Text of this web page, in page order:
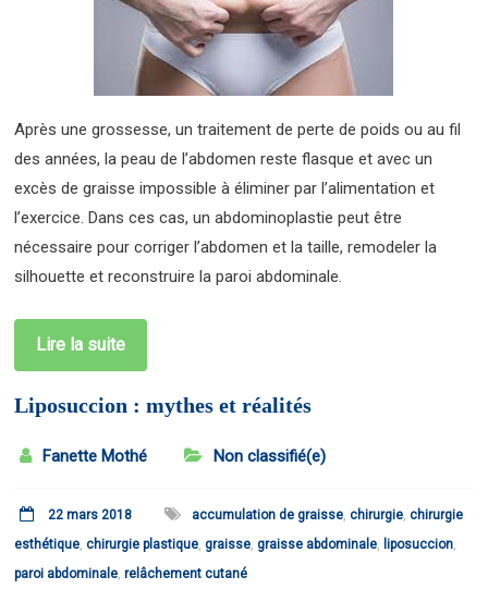
Après une grossesse, un traitement de perte de poids ou au fil
des années, la peau de l’abdomen reste flasque et avec un
excès de graisse impossible à éliminer par l’alimentation et
l’exercice. Dans ces cas, un abdominoplastie peut être
nécessaire pour corriger l’abdomen et la taille, remodeler la
silhouette et reconstruire la paroi abdominale.
Lire la suite
Liposuccion : mythes et réalités
Fanette Mothé Non classifié(e)
22 mars 2018 accumulation de graisse,chirurgie,chirurgie
esthétique,chirurgie plastique,graisse,graisse abdominale, liposuccion,
paroi abdominale,relâchement cutané